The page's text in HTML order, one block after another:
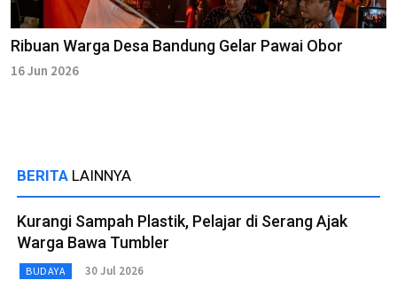
Ribuan Warga Desa Bandung Gelar Pawai Obor
16 Jun 2026
BERITA LAINNYA
Kurangi Sampah Plastik, Pelajar di Serang Ajak
Warga Bawa Tumbler
BUDAYA 30 Jul 2026